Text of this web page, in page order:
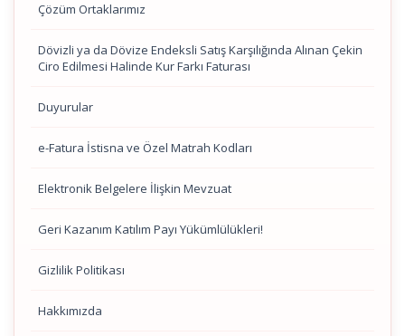
Çözüm Ortaklarımız
Dövizli ya da Dövize Endeksli Satış Karşılığında Alınan Çekin
Ciro Edilmesi Halinde Kur Farkı Faturası
Duyurular
e-Fatura İstisna ve Özel Matrah Kodları
Elektronik Belgelere İlişkin Mevzuat
Geri Kazanım Katılım Payı Yükümlülükleri!
Gizlilik Politikası
Hakkımızda